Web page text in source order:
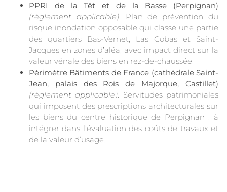
PPRI de la Têt et de la Basse (Perpignan)
(règlement applicable). Plan de prévention du
risque inondation opposable qui classe une partie
des quartiers Bas-Vernet, Las Cobas et Saint-
Jacques en zones d’aléa, avec impact direct sur la
valeur vénale des biens en rez-de-chaussée.
Périmètre Bâtiments de France (cathédrale Saint-
Jean, palais des Rois de Majorque, Castillet)
(règlement applicable). Servitudes patrimoniales
qui imposent des prescriptions architecturales sur
les biens du centre historique de Perpignan : à
intégrer dans l’évaluation des coûts de travaux et
de la valeur d’usage.